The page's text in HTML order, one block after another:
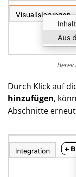
Durch Klick auf
hinzufügen,
Abschnitte